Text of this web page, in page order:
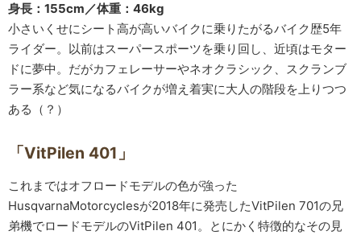
身長：155cm／体重：46kg
小さいくせにシート高が高いバイクに乗りたがるバイク歴5年
ライダー。以前はスーパースポーツを乗り回し、近頃はモター
ドに夢中。だがカフェレーサーやネオクラシック、スクランブ
ラー系など気になるバイクが増え着実に大人の階段を上りつつ
ある（？）
「VitPilen 401」
これまではオフロードモデルの色が強った
HusqvarnaMotorcyclesが2018年に発売したVitPilen 701の兄
弟機でロードモデルのVitPilen 401。とにかく特徴的なその見